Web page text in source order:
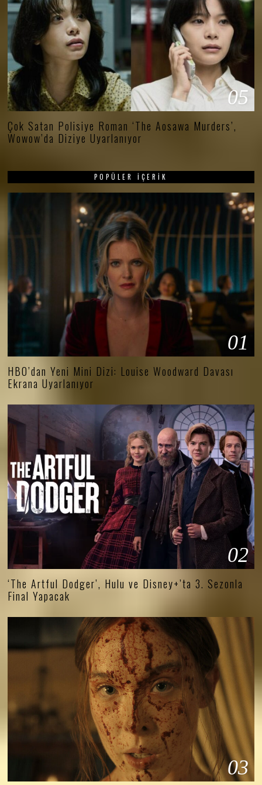
05
Çok Satan Polisiye Roman ‘The Aosawa Murders’,
Wowow’da Diziye Uyarlanıyor
POPÜLER İÇERIK
01
HBO’dan Yeni Mini Dizi: Louise Woodward Davası
Ekrana Uyarlanıyor
02
‘The Artful Dodger’, Hulu ve Disney+’ta 3. Sezonla
Final Yapacak
03